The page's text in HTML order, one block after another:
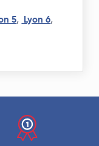
5, Lyon 6,